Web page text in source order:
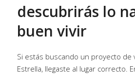
descubrirás lo
buen vivir
Si estás buscando un proyecto de
Estrella, llegaste al lugar correcto.